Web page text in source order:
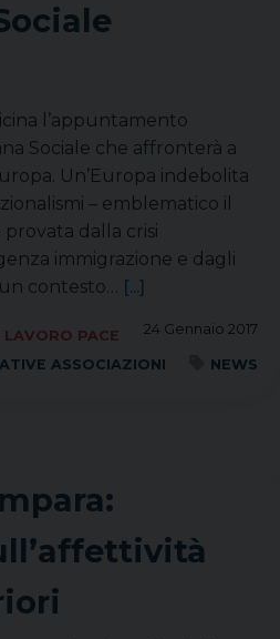
l’appuntamento
Sociale che affronterà a
Un’Europa indebolita
– emblematico il
dalla crisi
immigrazione e dagli
contesto… [...]
24 Gennaio 2017
LAVORO PACE
ASSOCIAZIONI
NEWS